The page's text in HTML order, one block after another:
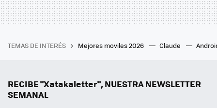
TEMAS DE INTERÉS Mejores moviles 2026 Claude
RECIBE "Xatakaletter", NUESTRA NEWSLETTER
SEMANAL